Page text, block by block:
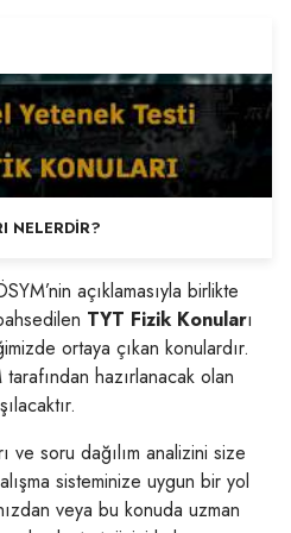
NELERDIR?
açıklamasıyla birlikte
TYT Fizik Konuları
ortaya çıkan konulardır.
tarafından hazırlanacak olan
ve soru dağılım analizini size
sisteminize uygun bir yol
veya bu konuda uzman